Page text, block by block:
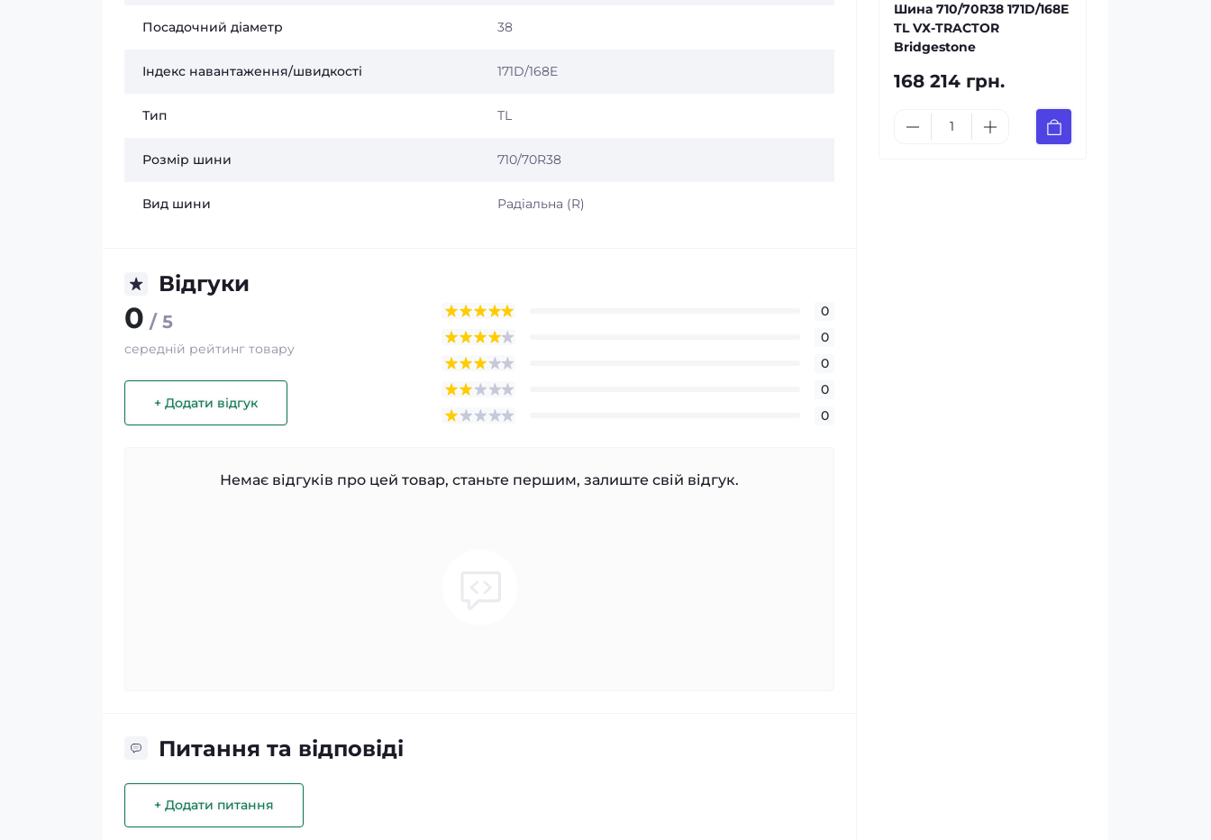
Посадочний діаметр 38
Індекс навантаження/швидкості 171D/168E
Тип TL
Розмір шини 710/70R38
Вид шини Радіальна (R)
Відгуки
0 / 5
середній рейтинг товару
+ Додати відгук
0
0
0
0
0
Немає відгуків про цей товар, станьте першим, залиште свій відгук.
Питання та відповіді
+ Додати питання
Шина 710/70R38 171D/168E
TL VХ-TRACTOR
Bridgestone
168 214 грн.